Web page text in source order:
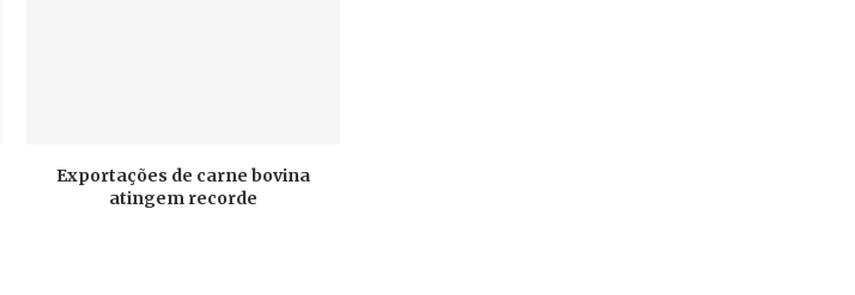
Exportações de carne bovina
atingem recorde